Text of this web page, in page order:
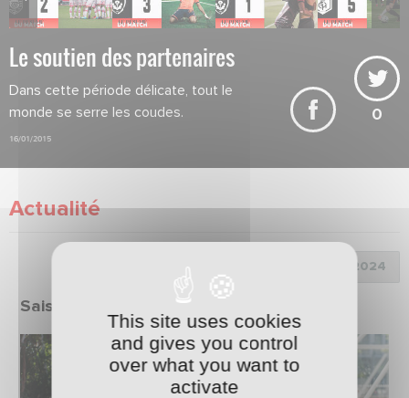
Le soutien des partenaires
Dans cette période délicate, tout le
monde se serre les coudes.
16/01/2015
0
Actualité
Choix de la saison :
Saison 2023/2024
This site uses cookies
and gives you control
over what you want to
activate